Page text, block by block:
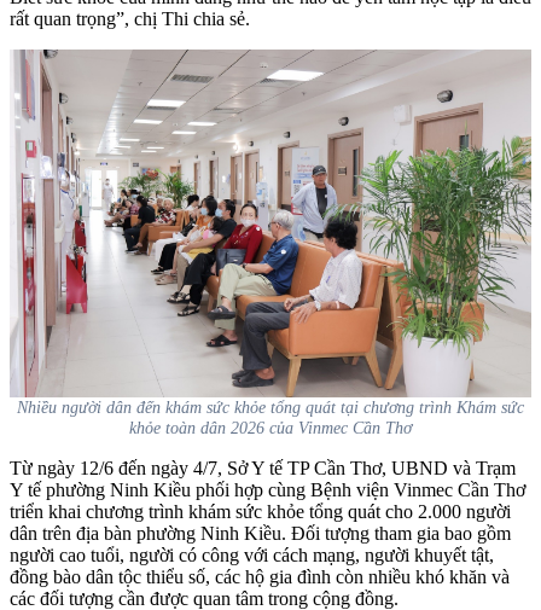
rất quan trọng”, chị Thi chia sẻ.
Nhiều người dân đến khám sức khỏe tổng quát tại chương trình Khám sức
khỏe toàn dân 2026 của Vinmec Cần Thơ
Từ ngày 12/6 đến ngày 4/7, Sở Y tế TP Cần Thơ, UBND và Trạm
Y tế phường Ninh Kiều phối hợp cùng Bệnh viện Vinmec Cần Thơ
triển khai chương trình khám sức khỏe tổng quát cho 2.000 người
dân trên địa bàn phường Ninh Kiều. Đối tượng tham gia bao gồm
người cao tuổi, người có công với cách mạng, người khuyết tật,
đồng bào dân tộc thiểu số, các hộ gia đình còn nhiều khó khăn và
các đối tượng cần được quan tâm trong cộng đồng.